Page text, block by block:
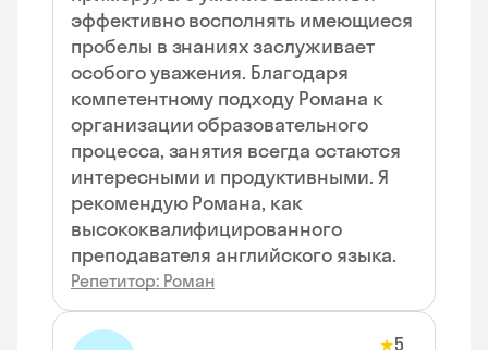
эффективно восполнять имеющиеся
пробелы в знаниях заслуживает
особого уважения. Благодаря
компетентному подходу Романа к
организации образовательного
процесса, занятия всегда остаются
интересными и продуктивными. Я
рекомендую Романа, как
высококвалифицированного
преподавателя английского языка.
Репетитор: Роман
★5